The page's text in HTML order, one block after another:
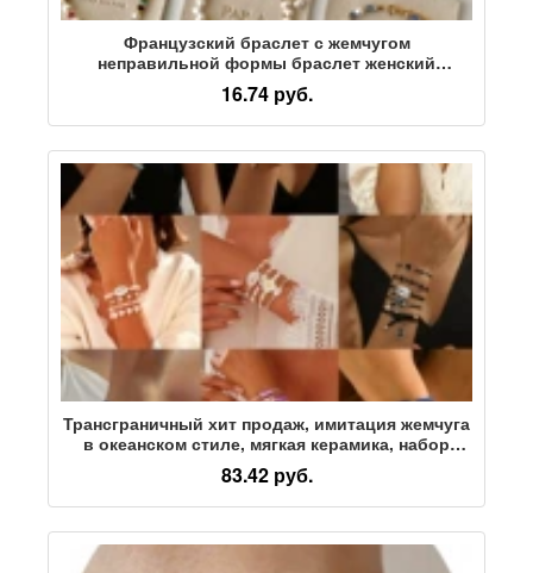
Французский браслет с жемчугом
неправильной формы браслет женский
нишевый легкий роскошный изысканный
модный золотой половинный браслет
аксессуары для браслетов
16.74 руб.
Трансграничный хит продаж, имитация жемчуга
в океанском стиле, мягкая керамика, набор
браслетов в виде морской звезды,
европейский и американский пляжный браслет
из бисера, набор из 5 предметов
83.42 руб.